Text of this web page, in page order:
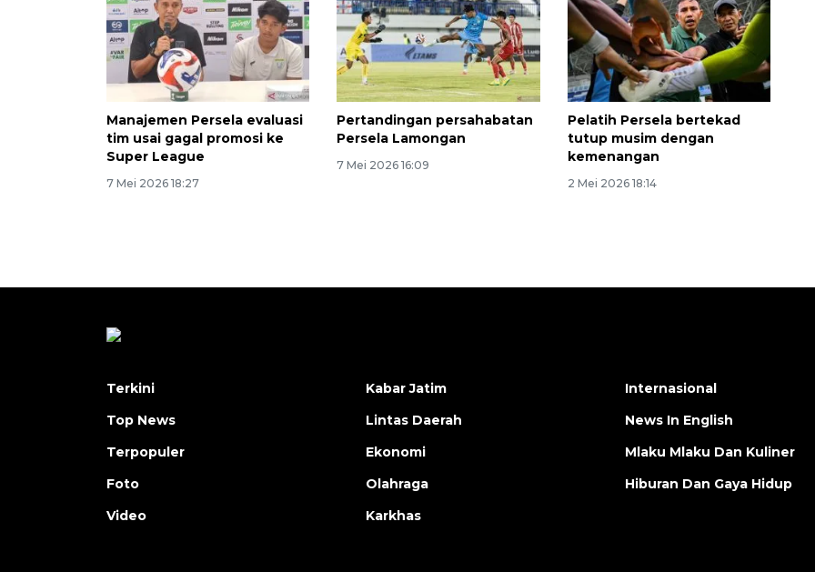
Manajemen Persela evaluasi
tim usai gagal promosi ke
Super League
7 Mei 2026 18:27
Pertandingan persahabatan
Persela Lamongan
7 Mei 2026 16:09
Pelatih Persela bertekad
tutup musim dengan
kemenangan
2 Mei 2026 18:14
2026-08-07 13:45:00
Terkini
Top News
Terpopuler
Foto
Video
Kabar Jatim
Lintas Daerah
Ekonomi
Olahraga
Karkhas
Internasional
News In English
Mlaku Mlaku Dan Kuliner
Hiburan Dan Gaya Hidup